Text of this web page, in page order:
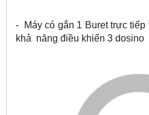
- Máy có gắn 1 Buret trực tiếp
khả năng điều khiển 3 dosino